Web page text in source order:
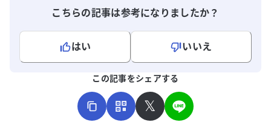
こちらの記事は参考になりましたか？
はい
いいえ
この記事をシェアする
𝕏